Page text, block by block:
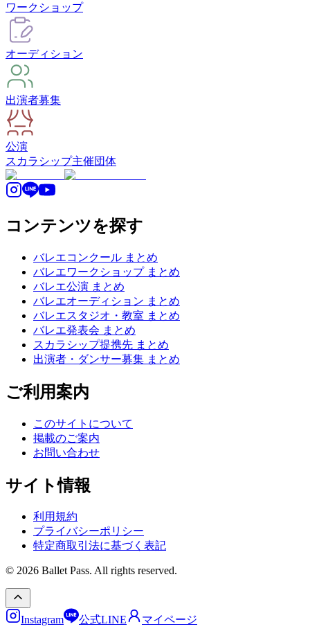
ワークショップ
オーディション
出演者募集
公演
スカラシップ主催団体
コンテンツを探す
バレエコンクール まとめ
バレエワークショップ まとめ
バレエ公演 まとめ
バレエオーディション まとめ
バレエスタジオ・教室 まとめ
バレエ発表会 まとめ
スカラシップ提携先 まとめ
出演者・ダンサー募集 まとめ
ご利用案内
このサイトについて
掲載のご案内
お問い合わせ
サイト情報
利用規約
プライバシーポリシー
特定商取引法に基づく表記
© 2026 Ballet Pass. All rights reserved.
Instagram 公式LINE マイページ